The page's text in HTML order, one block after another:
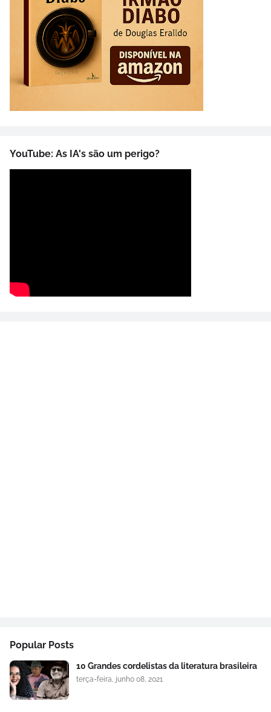
YouTube: As IA's são um perigo?
Popular Posts
10 Grandes cordelistas da literatura brasileira
terça-feira, junho 08, 2021